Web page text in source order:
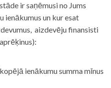
ir saņēmusi no Jums
ienākumus un kur esat
aizdevēju finansisti
ienākumu summa mīnus